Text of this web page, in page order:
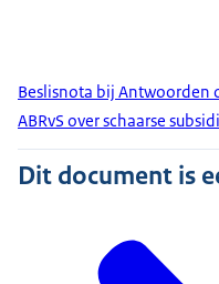
Beslisnota bij Antwoorden
ABRvS over schaarse
Dit document is